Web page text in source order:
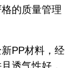
的质量管理
PP材料，经